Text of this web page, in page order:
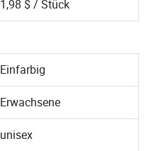
1,98 $ / Stück
Einfarbig
Erwachsene
unisex